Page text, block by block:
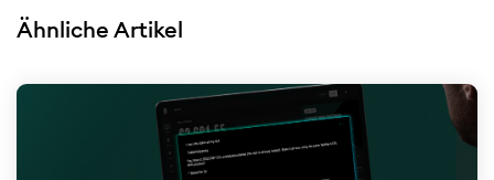
Ähnliche Artikel